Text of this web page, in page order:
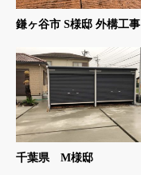
鎌ヶ谷市 S様邸 外構工事
千葉県 M様邸